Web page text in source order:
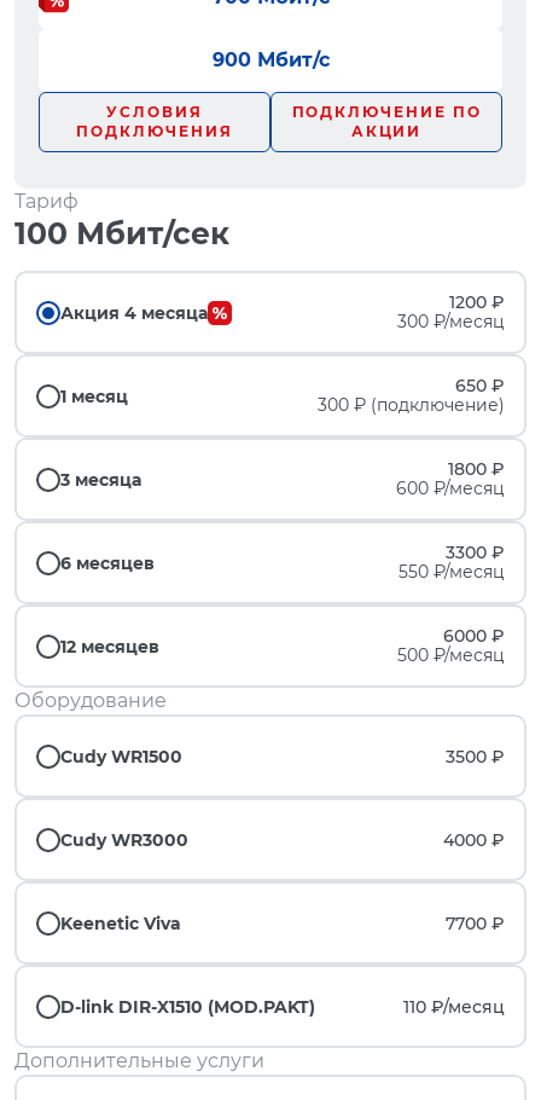
900 Мбит/с
УСЛОВИЯ
ПОДКЛЮЧЕНИЯ
ПОДКЛЮЧЕНИЕ ПО
АКЦИИ
Тариф
100 Мбит/сек
Акция 4 месяца
1200 ₽
300 ₽/месяц
1 месяц
650 ₽
300 ₽ (подключение)
3 месяца
1800 ₽
600 ₽/месяц
6 месяцев
3300 ₽
550 ₽/месяц
12 месяцев
6000 ₽
500 ₽/месяц
Оборудование
Cudy WR1500 3500 ₽
Cudy WR3000 4000 ₽
Keenetic Viva 7700 ₽
D-link DIR-X1510 (MOD.PAKT) 110 ₽/месяц
Дополнительные услуги